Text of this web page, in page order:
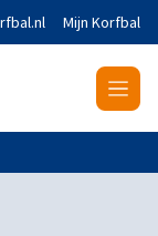
Mijn Korfbal